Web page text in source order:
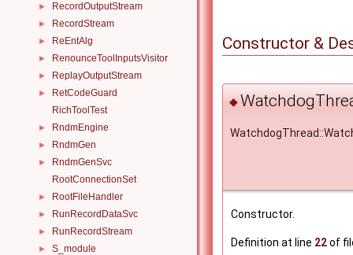
► RecordOutputStream
► RecordStream
► ReEntAlg
► RenounceToolInputsVisitor
► ReplayOutputStream
►
RetCodeGuard
RichToolTest
► RndmEngine
► RndmGen
►
RndmGenSvc
RootConnectionSet
► RootFileHandler
► RunRecordDataSvc
► RunRecordStream
► S_module
Constructor &
◆
Constructor.
Definition at line 22of